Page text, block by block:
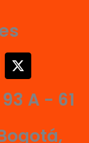
X
-
w
t
A - 61